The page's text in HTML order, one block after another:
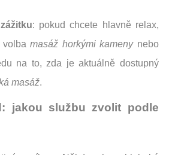
: pokud chcete hlavně relax,
volbamasáž horkými kamenynebo
na to, zda je aktuálně dostupný
masáž.
jakou službu zvolit podle